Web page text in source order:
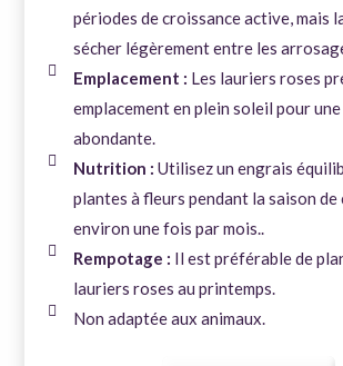
périodes de croissance active, mais
sécher légèrement entre les
Emplacement : Les lauriers roses
emplacement en plein soleil pour
abondante.
Nutrition : Utilisez un engrais
plantes à fleurs pendant la saison de
environ une fois par mois..
Rempotage : Il est préférable de
lauriers roses au printemps.
Non adaptée aux animaux.